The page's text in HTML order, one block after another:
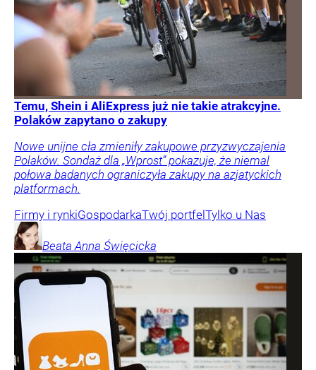
Temu, Shein i AliExpress już nie takie atrakcyjne.
Polaków zapytano o zakupy
Nowe unijne cła zmieniły zakupowe przyzwyczajenia
Polaków. Sondaż dla „Wprost” pokazuje, że niemal
połowa badanych ograniczyła zakupy na azjatyckich
platformach.
Firmy i rynkiGospodarkaTwój portfelTylko u Nas
Beata Anna Święcicka